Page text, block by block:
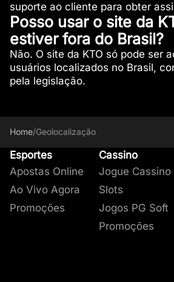
suporte ao cliente para obter
Posso usar o site da
estiver fora do Brasil?
Não. O site da KTO só pode ser
usuários localizados no Brasil,
pela legislação.
Home/Geolocalização
Esportes
Apostas Online
Ao Vivo Agora
Promoções
Cassino
Jogue Cassino
Slots
Jogos PG Soft
Promoções